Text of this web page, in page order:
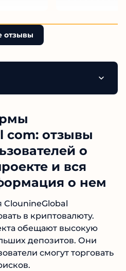
отзывы
com: отзывы
о
и вся
о нем
ClounineGlobal
в криптовалюту.
обещают высокую
депозитов. Они
смогут
без рисков.